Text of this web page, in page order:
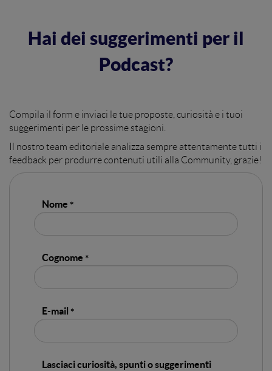
Hai dei suggerimenti per il
Podcast?
Compila il form e inviaci le tue proposte, curiosità e i tuoi
suggerimenti per le prossime stagioni.
Il nostro team editoriale analizza sempre attentamente tutti i
feedback per produrre contenuti utili alla Community, grazie!
Nome
Cognome
E-mail
Lasciaci curiosità, spunti o suggerimenti